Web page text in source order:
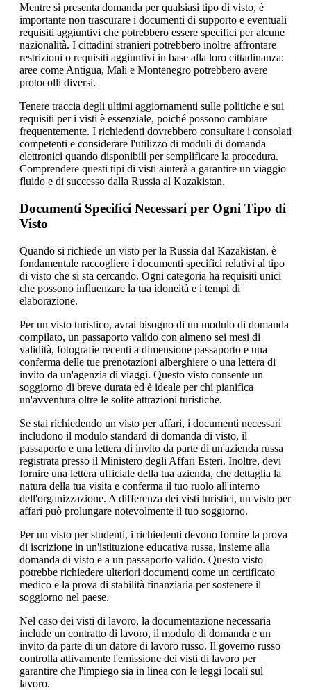
Mentre si presenta domanda per qualsiasi tipo di visto, è
importante non trascurare i documenti di supporto e eventuali
requisiti aggiuntivi che potrebbero essere specifici per alcune
nazionalità. I cittadini stranieri potrebbero inoltre affrontare
restrizioni o requisiti aggiuntivi in base alla loro cittadinanza:
aree come Antigua, Mali e Montenegro potrebbero avere
protocolli diversi.
Tenere traccia degli ultimi aggiornamenti sulle politiche e sui
requisiti per i visti è essenziale, poiché possono cambiare
frequentemente. I richiedenti dovrebbero consultare i consolati
competenti e considerare l'utilizzo di moduli di domanda
elettronici quando disponibili per semplificare la procedura.
Comprendere questi tipi di visti aiuterà a garantire un viaggio
fluido e di successo dalla Russia al Kazakistan.
Documenti Specifici Necessari per Ogni Tipo di
Visto
Quando si richiede un visto per la Russia dal Kazakistan, è
fondamentale raccogliere i documenti specifici relativi al tipo
di visto che si sta cercando. Ogni categoria ha requisiti unici
che possono influenzare la tua idoneità e i tempi di
elaborazione.
Per un visto turistico, avrai bisogno di un modulo di domanda
compilato, un passaporto valido con almeno sei mesi di
validità, fotografie recenti a dimensione passaporto e una
conferma delle tue prenotazioni alberghiere o una lettera di
invito da un'agenzia di viaggi. Questo visto consente un
soggiorno di breve durata ed è ideale per chi pianifica
un'avventura oltre le solite attrazioni turistiche.
Se stai richiedendo un visto per affari, i documenti necessari
includono il modulo standard di domanda di visto, il
passaporto e una lettera di invito da parte di un'azienda russa
registrata presso il Ministero degli Affari Esteri. Inoltre, devi
fornire una lettera ufficiale della tua azienda, che dettaglia la
natura della tua visita e conferma il tuo ruolo all'interno
dell'organizzazione. A differenza dei visti turistici, un visto per
affari può prolungare notevolmente il tuo soggiorno.
Per un visto per studenti, i richiedenti devono fornire la prova
di iscrizione in un'istituzione educativa russa, insieme alla
domanda di visto e a un passaporto valido. Questo visto
potrebbe richiedere ulteriori documenti come un certificato
medico e la prova di stabilità finanziaria per sostenere il
soggiorno nel paese.
Nel caso dei visti di lavoro, la documentazione necessaria
include un contratto di lavoro, il modulo di domanda e un
invito da parte di un datore di lavoro russo. Il governo russo
controlla attivamente l'emissione dei visti di lavoro per
garantire che l'impiego sia in linea con le leggi locali sul
lavoro.